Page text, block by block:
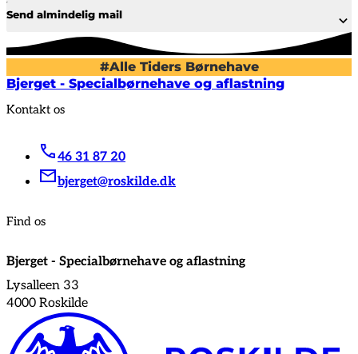
Send almindelig mail
#Alle Tiders Børnehave
Bjerget - Specialbørnehave og aflastning
Kontakt os
46 31 87 20
bjerget@roskilde.dk
Find os
Bjerget - Specialbørnehave og aflastning
Lysalleen 33
4000 Roskilde